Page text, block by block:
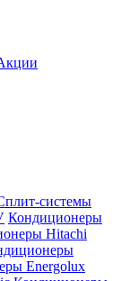
системы
Кондиционеры
Hitachi
Energolux